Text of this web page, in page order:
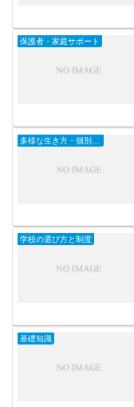
保護者・家庭サポート
学校の選び方と制度
基礎知識